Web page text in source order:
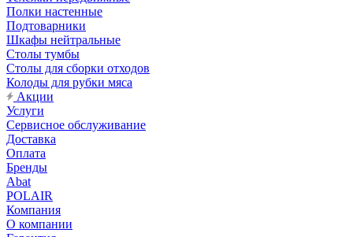
Полки настенные
Подтоварники
Шкафы нейтральные
Столы тумбы
Столы для сборки отходов
Колоды для рубки мяса
Акции
Услуги
Сервисное обслуживание
Доставка
Оплата
Бренды
Abat
POLAIR
Компания
О компании